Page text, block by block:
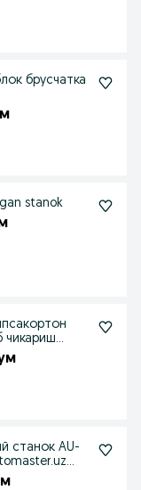
брусчатка
stanok
чикариш
станок AU-